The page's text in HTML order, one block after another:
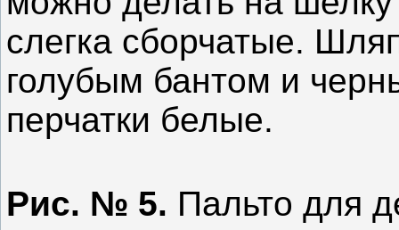
слегка сборчатые.
голубым бантом и
перчатки белые.
Рис. № 5. Пальто для